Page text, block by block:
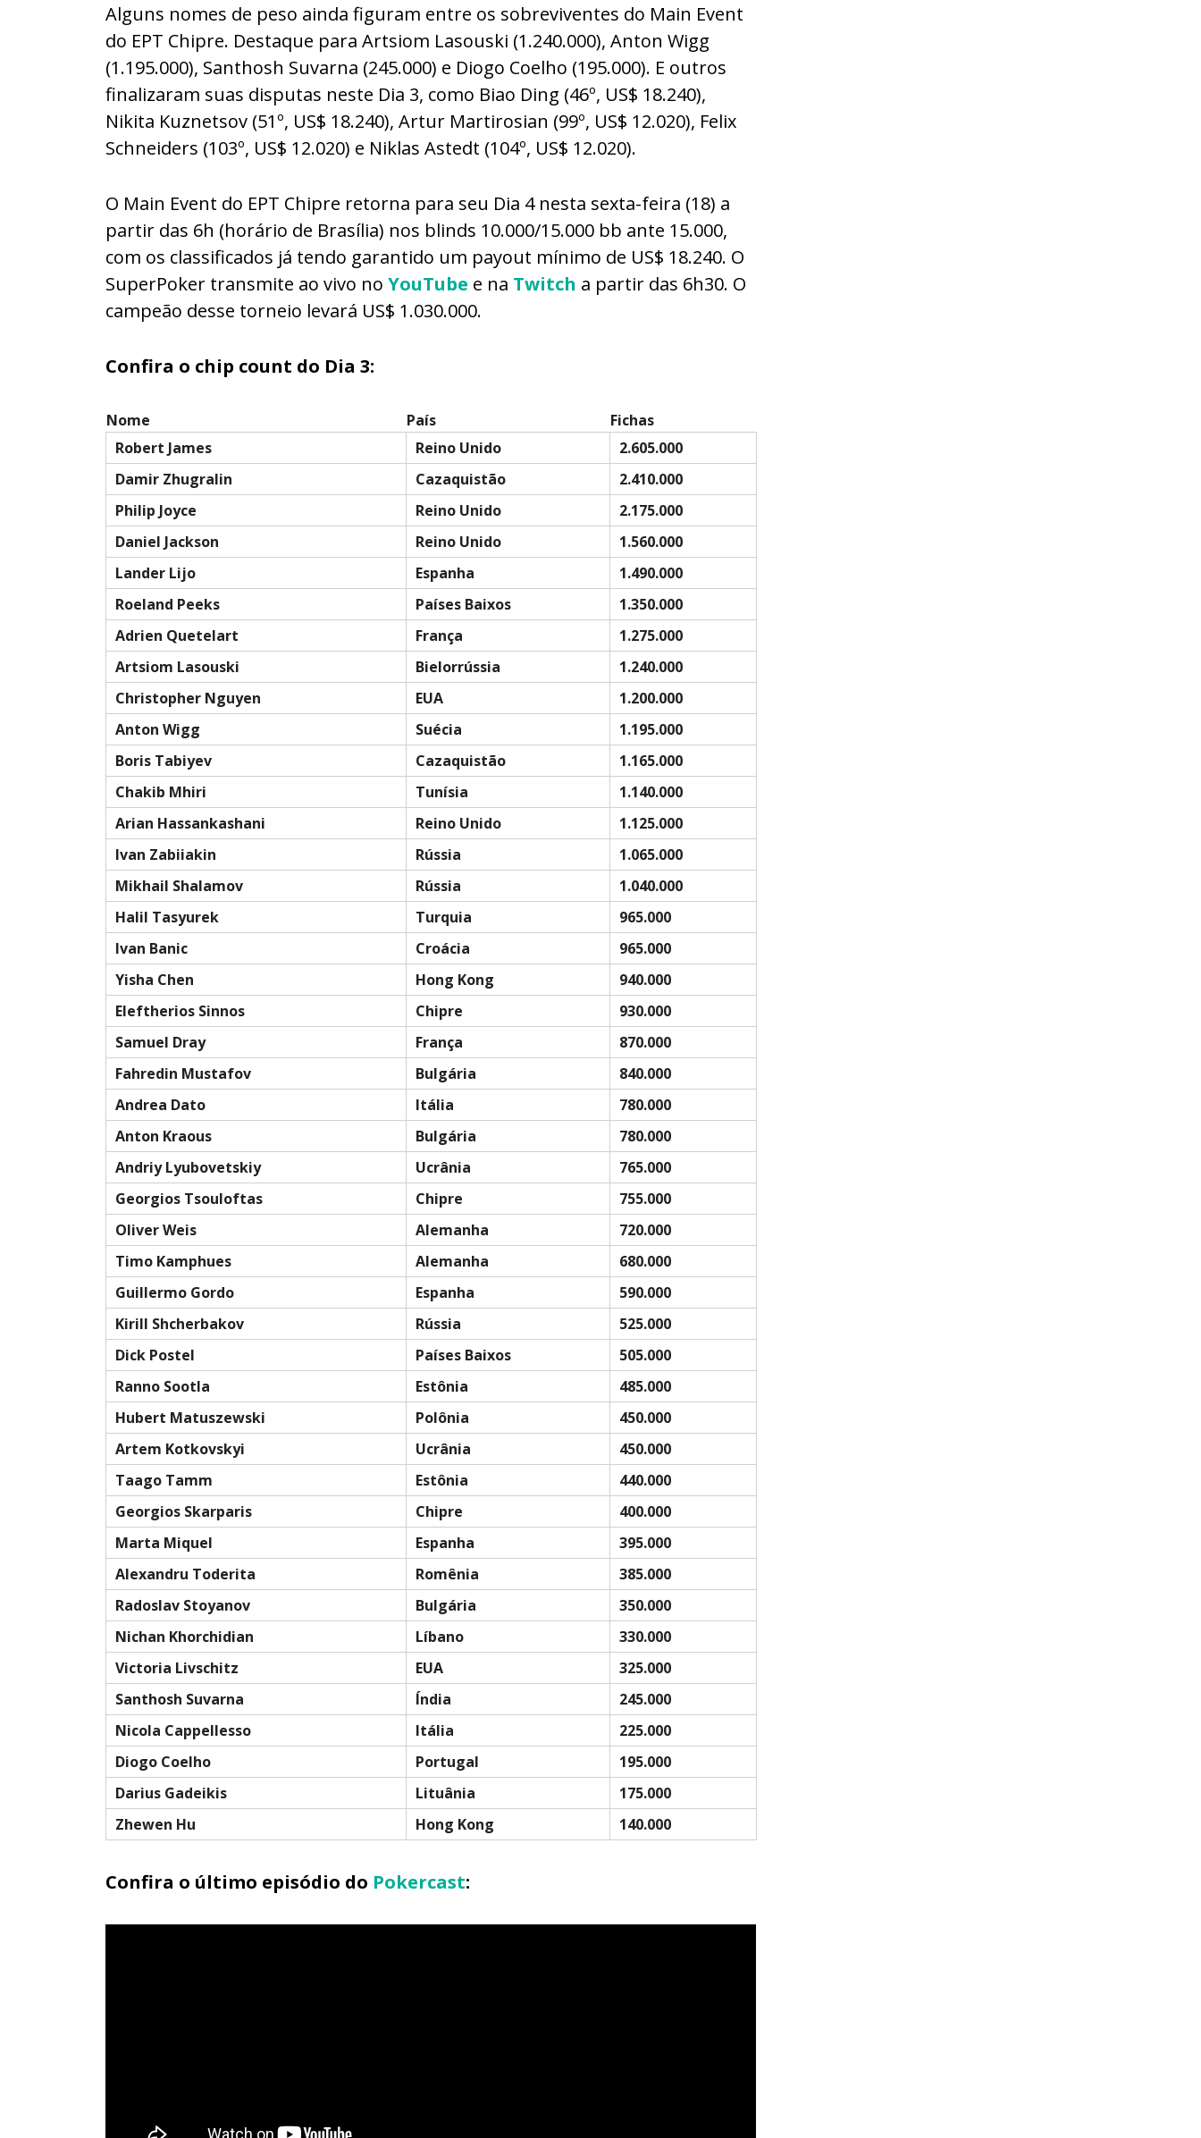
Alguns nomes de peso ainda figuram entre os sobreviventes do Main Event
do EPT Chipre. Destaque para Artsiom Lasouski (1.240.000), Anton Wigg
(1.195.000), Santhosh Suvarna (245.000) e Diogo Coelho (195.000). E outros
finalizaram suas disputas neste Dia 3, como Biao Ding (46º, US$ 18.240),
Nikita Kuznetsov (51º, US$ 18.240), Artur Martirosian (99º, US$ 12.020), Felix
Schneiders (103º, US$ 12.020) e Niklas Astedt (104º, US$ 12.020).
O Main Event do EPT Chipre retorna para seu Dia 4 nesta sexta-feira (18) a
partir das 6h (horário de Brasília) nos blinds 10.000/15.000 bb ante 15.000,
com os classificados já tendo garantido um payout mínimo de US$ 18.240. O
SuperPoker transmite ao vivo no YouTube e na Twitch a partir das 6h30. O
campeão desse torneio levará US$ 1.030.000.
Confira o chip count do Dia 3:
Nome País
Fichas
Robert James
Reino Unido
2.605.000
Damir Zhugralin
Cazaquistão
2.410.000
Philip Joyce
Reino Unido
2.175.000
Daniel Jackson
Reino Unido
1.560.000
Lander Lijo
Espanha
1.490.000
Roeland Peeks
Países Baixos
1.350.000
Adrien Quetelart
França
1.275.000
Artsiom Lasouski
Bielorrússia
1.240.000
Christopher Nguyen
EUA
1.200.000
Anton Wigg
Suécia
1.195.000
Boris Tabiyev
Cazaquistão
1.165.000
Chakib Mhiri
Tunísia
1.140.000
Arian Hassankashani
Reino Unido
1.125.000
Ivan Zabiiakin
Rússia
1.065.000
Mikhail Shalamov
Rússia
1.040.000
Halil Tasyurek
Turquia
965.000
Ivan Banic
Croácia
965.000
Yisha Chen
Hong Kong
940.000
Eleftherios Sinnos
Chipre
930.000
Samuel Dray
França
870.000
Fahredin Mustafov
Bulgária
840.000
Andrea Dato
Itália
780.000
Anton Kraous
Bulgária
780.000
Andriy Lyubovetskiy
Ucrânia
765.000
Georgios Tsouloftas
Chipre
755.000
Oliver Weis
Alemanha
720.000
Timo Kamphues
Alemanha
680.000
Guillermo Gordo
Espanha
590.000
Kirill Shcherbakov
Rússia
525.000
Dick Postel
Países Baixos
505.000
Ranno Sootla
Estônia
485.000
Hubert Matuszewski
Polônia
450.000
Artem Kotkovskyi
Ucrânia
450.000
Taago Tamm
Estônia
440.000
Georgios Skarparis
Chipre
400.000
Marta Miquel
Espanha
395.000
Alexandru Toderita
Romênia
385.000
Radoslav Stoyanov
Bulgária
350.000
Nichan Khorchidian
Líbano
330.000
Victoria Livschitz
EUA
325.000
Santhosh Suvarna
Índia
245.000
Nicola Cappellesso
Itália
225.000
Diogo Coelho
Portugal
195.000
Darius Gadeikis
Lituânia
175.000
Zhewen Hu
Hong Kong 140.000
Confira o último episódio do Pokercast: